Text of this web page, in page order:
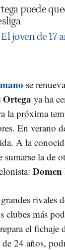
puede
El joven de 17
se
ya ha
la próxima
En verano
A la
sumarse la de
rivales
clubes más
el fichaje
24 años,